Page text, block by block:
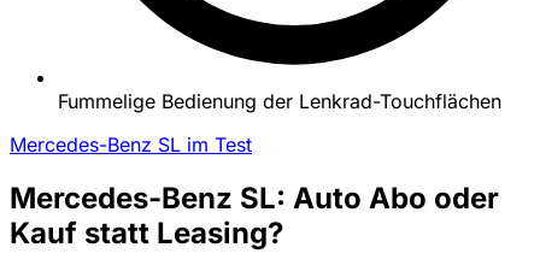
Fummelige Bedienung der Lenkrad-Touchflächen
Mercedes-Benz SL im Test
Mercedes-Benz SL: Auto Abo oder
Kauf statt Leasing?